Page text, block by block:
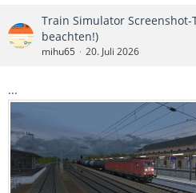
Train Simulator Screenshot-
beachten!)
mihu65 20. Juli 2026
...